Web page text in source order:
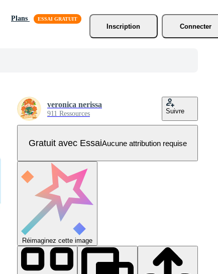
Plans
Inscription
Connecter
veronica nerissa
911 Ressources Suivre
Gratuit avec EssaiAucune attribution requise
Réimaginez cette image